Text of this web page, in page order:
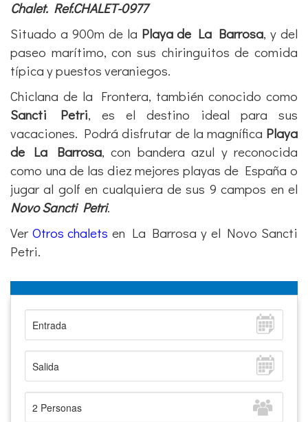
CHALET INDEPENDIENTE
Chalet con piscina a 900m de playa
de La Barrosa-CHALET-0977
Chalet independiente con cuatro dormitorios dos
baños, situado a 900m de la Playa de la Barrosa,
piscina privada, aire acondicionado, lavavajillas,
amplios porches, barbacoa, jardín y parking. El
chalet se alquila con ropa de cama y toallas según
el número de ocupantes previstos y
completamente equipado para su uso.
Chalet. Ref.CHALET-0977
paseo marítimo, con sus chiringuitos de comida
típica y puestos veraniegos.
Chiclana de la Frontera, también conocido como
Sancti Petri, es el destino ideal para sus
vacaciones. Podrá disfrutar de la magníficaPlaya
de La Barrosa, con bandera azul y reconocida
como una de las diez mejores playas de España o